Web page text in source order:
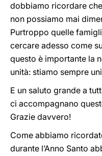
dobbiamo ricordare
non possiamo mai
Purtroppo quelle
cercare adesso come
questo è importante la
unità: stiamo sempre
E un saluto grande a
ci accompagnano
Grazie davvero!
Come abbiamo
durante l’Anno Santo